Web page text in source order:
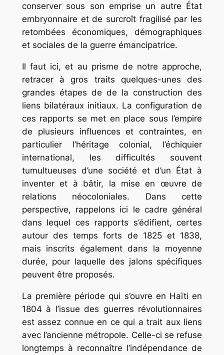
conserver sous son emprise un autre État
embryonnaire et de surcroît fragilisé par les
retombées économiques, démographiques
et sociales de la guerre émancipatrice.
Il faut ici, et au prisme de notre approche,
retracer à gros traits quelques-unes des
grandes étapes de de la construction des
liens bilatéraux initiaux. La configuration de
ces rapports se met en place sous l’empire
de plusieurs influences et contraintes, en
particulier l’héritage colonial, l’échiquier
international, les difficultés souvent
tumultueuses d’une société et d’un État à
inventer et à bâtir, la mise en œuvre de
relations néocoloniales. Dans cette
perspective, rappelons ici le cadre général
dans lequel ces rapports s’édifient, certes
autour des temps forts de 1825 et 1838,
mais inscrits également dans la moyenne
durée, pour laquelle des jalons spécifiques
peuvent être proposés.
La première période qui s’ouvre en Haïti en
1804 à l’issue des guerres révolutionnaires
est assez connue en ce qui a trait aux liens
avec l’ancienne métropole. Celle-ci se refuse
longtemps à reconnaître l’indépendance de